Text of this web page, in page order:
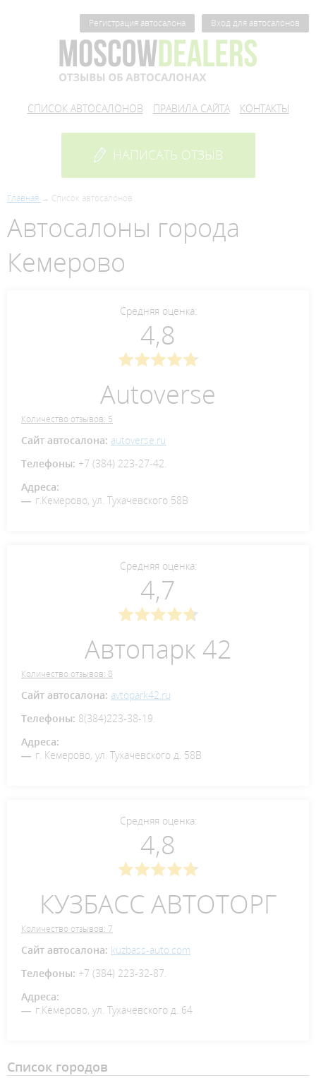
Регистрация автосалона Вход для автосалонов
СПИСОК АВТОСАЛОНОВ ПРАВИЛА САЙТА КОНТАКТЫ
НАПИСАТЬ ОТЗЫВ
Главная Список автосалонов
Автосалоны города
Кемерово
Средняя оценка:
4,8
Autoverse
Количество отзывов: 5
Сайт автосалона: autoverse.ru
Телефоны: +7 (384) 223-27-42.
Адреса:
г.Кемерово, ул. Тухачевского 58В
Средняя оценка:
4,7
Автопарк 42
Количество отзывов: 8
Сайт автосалона: avtopark42.ru
Телефоны: 8(384)223-38-19.
Адреса:
г. Кемерово, ул. Тухачевского д. 58В
Средняя оценка:
4,8
КУЗБАСС АВТОТОРГ
Количество отзывов: 7
Сайт автосалона: kuzbass-auto.com
Телефоны: +7 (384) 223-32-87.
Адреса:
г.Кемерово, ул. Тухачевского д. 64
Список городов